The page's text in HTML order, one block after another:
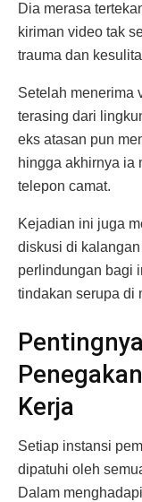
Dia merasa
kiriman video tak
trauma dan
Setelah menerima
terasing dari
eks atasan pun
hingga akhirnya ia
telepon camat.
Kejadian ini juga
diskusi di
perlindungan bagi
tindakan serupa di
Kerja
Setiap instansi
dipatuhi oleh
Dalam